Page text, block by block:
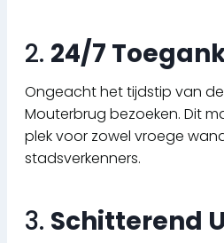
2. 24/7
Ongeacht het tijdstip van
Mouterbrug bezoeken. Dit
plek voor zowel vroege
stadsverkenners.
3. Schitterend